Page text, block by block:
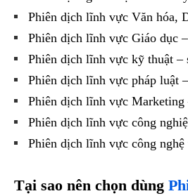
Phiên dịch lĩnh vực Văn hóa,
Phiên dịch lĩnh vực Giáo dục
Phiên dịch lĩnh vực kỹ thuật –
Phiên dịch lĩnh vực pháp luật
Phiên dịch lĩnh vực Marketing
Phiên dịch lĩnh vực công
Phiên dịch lĩnh vực công
Tại sao nên chọn dùng